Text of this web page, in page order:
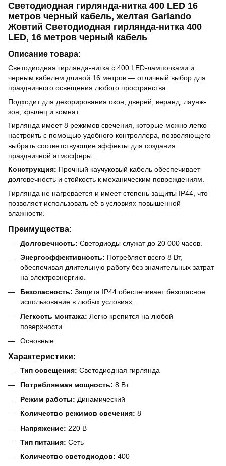
Светодиодная гирлянда-нитка 400 LED 16
метров черный кабель, желтая Garlando
Жовтий Светодиодная гирлянда-нитка 400
LED, 16 метров черный кабель
Описание товара:
Светодиодная гирлянда-нитка с 400 LED-лампочками и
черным кабелем длиной 16 метров — отличный выбор для
праздничного освещения любого пространства.
Подходит для декорирования окон, дверей, веранд, лаунж-
зон, крылец и комнат.
Гирлянда имеет 8 режимов свечения, которые можно легко
настроить с помощью удобного контроллера, позволяющего
выбрать соответствующие эффекты для создания
праздничной атмосферы.
Конструкция: Прочный каучуковый кабель обеспечивает
долговечность и стойкость к механическим повреждениям.
Гирлянда не нагревается и имеет степень защиты IP44, что
позволяет использовать её в условиях повышенной
влажности.
Преимущества:
Долговечность: Светодиоды служат до 20 000 часов.
Энергоэффективность: Потребляет всего 8 Вт,
обеспечивая длительную работу без значительных затрат
на электроэнергию.
Безопасность: Защита IP44 обеспечивает безопасное
использование в любых условиях.
Легкость монтажа: Легко крепится на любой
поверхности.
Основные
Характеристики:
Тип освещения: Светодиодная гирлянда
Потребляемая мощность: 8 Вт
Режим работы: Динамический
Количество режимов свечения: 8
Напряжение: 220 В
Тип питания: Сеть
Количество светодиодов: 400